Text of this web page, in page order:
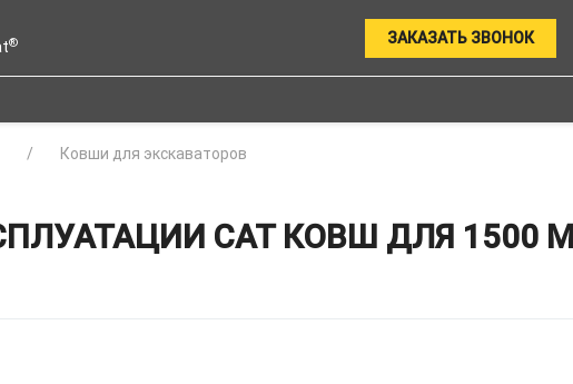
® ЗАКАЗАТЬ ЗВОНОК
Ковши для экскаваторов
CAT КОВШ ДЛЯ 1500